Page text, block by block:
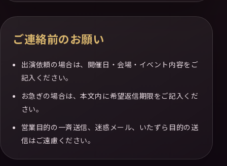
ご連絡前のお願い
出演依頼の場合は、開催日・会場・イベント内容をご
記入ください。
お急ぎの場合は、本文内に希望返信期限をご記入くだ
さい。
営業目的の一斉送信、迷惑メール、いたずら目的の送
信はご遠慮ください。